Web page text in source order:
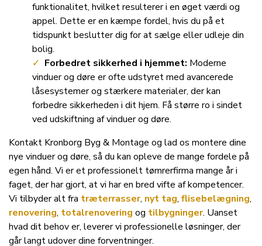
funktionalitet, hvilket resulterer i en øget værdi og
appel. Dette er en kæmpe fordel, hvis du på et
tidspunkt beslutter dig for at sælge eller udleje din
bolig.
Forbedret sikkerhed i hjemmet: Moderne
vinduer og døre er ofte udstyret med avancerede
låsesystemer og stærkere materialer, der kan
forbedre sikkerheden i dit hjem. Få større ro i sindet
ved udskiftning af vinduer og døre.
Kontakt Kronborg Byg & Montage og lad os montere dine
nye vinduer og døre, så du kan opleve de mange fordele på
egen hånd. Vi er et professionelt tømrerfirma mange år i
faget, der har gjort, at vi har en bred vifte af kompetencer.
Vi tilbyder alt fra træterrasser, nyt tag, flisebelægning,
renovering, totalrenovering og tilbygninger. Uanset
hvad dit behov er, leverer vi professionelle løsninger, der
går langt udover dine forventninger.